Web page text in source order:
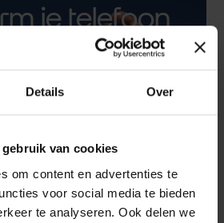
Details Over
van cookies
om content en advertenties te
voor social media te bieden
te analyseren. Ook delen we
je telefoon
hoesje